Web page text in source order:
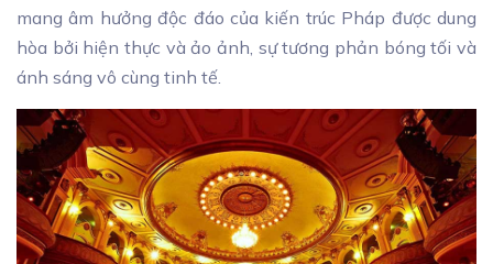
mang âm hưởng độc đáo của kiến trúc Pháp được dung
hòa bởi hiện thực và ảo ảnh, sự tương phản bóng tối và
ánh sáng vô cùng tinh tế.